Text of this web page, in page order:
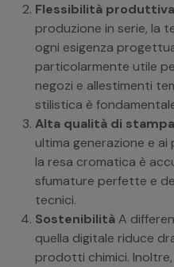
Flessibilità produttiva
produzione in serie, la
ogni esigenza
particolarmente utile
negozi e allestimenti
stilistica è
Alta qualità di stampa
ultima generazione e
la resa cromatica è
sfumature perfette e
tecnici.
SostenibilitàA
quella digitale riduce
prodotti chimici.